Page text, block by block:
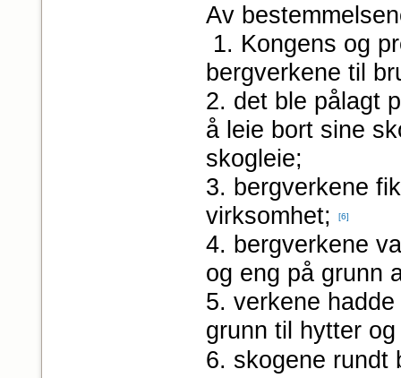
Av
1. Kongens og
bergverkene til
2. det ble pålagt
å leie bort sine
skogleie;
3. bergverkene
virksomhet;
[6]
4. bergverkene
og eng på grunn
5. verkene
grunn til hytter
6. skogene rundt